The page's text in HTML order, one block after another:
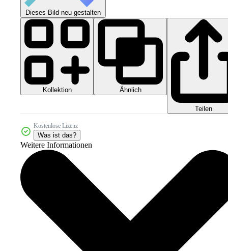
Dieses Bild neu gestalten
Kollektion Ähnlich
Teilen
Kostenlose Lizenz
Was ist das?
Weitere Informationen